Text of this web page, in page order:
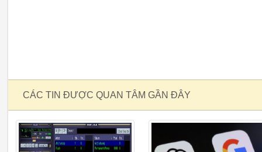
CÁC TIN ĐƯỢC QUAN TÂM GẦN ĐÂY